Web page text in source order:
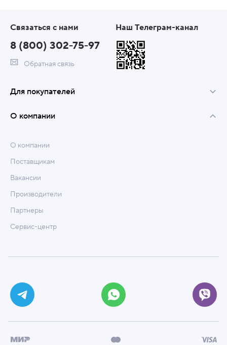
Связаться с нами
8 (800) 302-75-97
Обратная связь
Наш Телеграм-канал
Для покупателей
О компании
О компании
Поставщикам
Вакансии
Производители
Партнеры
Сервис-центр